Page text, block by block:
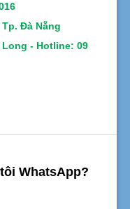
Đà Nẵng
- Hotline: 09
WhatsApp?